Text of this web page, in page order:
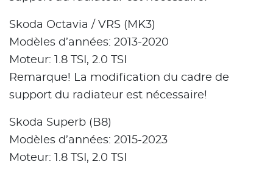
Skoda Octavia / VRS (MK3)
Modèles d’années: 2013-2020
Moteur: 1.8 TSI, 2.0 TSI
Remarque! La modification du cadre de
support du radiateur est nécessaire!
Skoda Superb (B8)
Modèles d’années: 2015-2023
Moteur: 1.8 TSI, 2.0 TSI